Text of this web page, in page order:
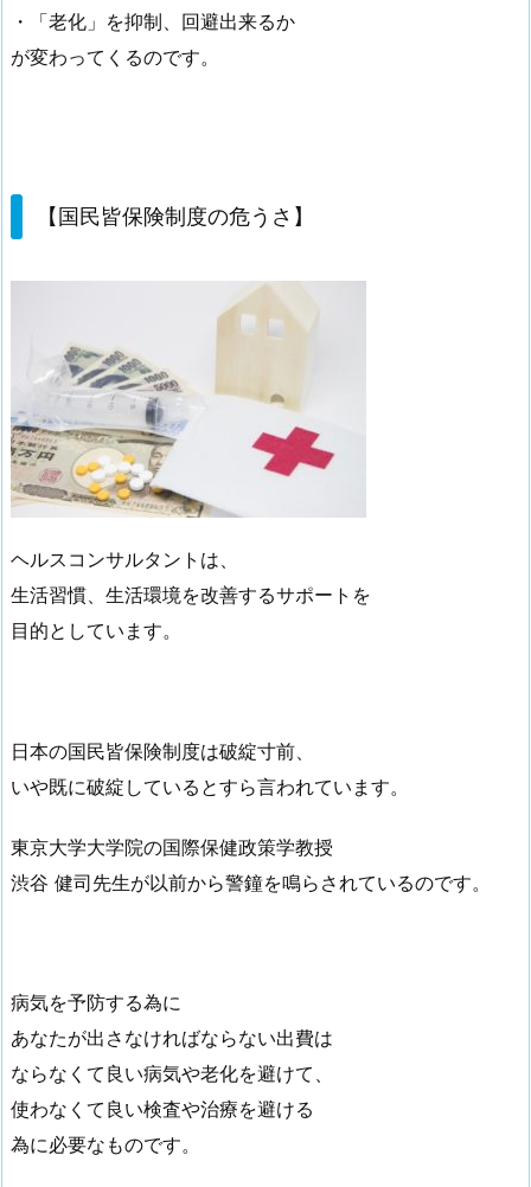
・「老化」を抑制、回避出来るか
が変わってくるのです。
【国民皆保険制度の危うさ】
ヘルスコンサルタントは、
生活習慣、生活環境を改善するサポートを
目的としています。
日本の国民皆保険制度は破綻寸前、
いや既に破綻しているとすら言われています。
東京大学大学院の国際保健政策学教授
渋谷 健司先生が以前から警鐘を鳴らされているのです。
病気を予防する為に
あなたが出さなければならない出費は
ならなくて良い病気や老化を避けて、
使わなくて良い検査や治療を避ける
為に必要なものです。